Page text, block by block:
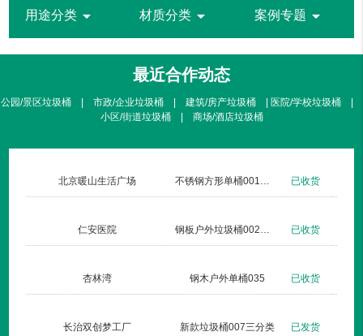
用途分类arrow_drop_down 材质分类 arrow_drop_down 案例专题 arrow_drop_down
最近合作动态
公园/景区垃圾桶 | 市政/企业垃圾桶 | 建筑/房产垃圾桶 | 医院/学校垃圾桶 |
小区/街道垃圾桶 | 商场/酒店垃圾桶
北京暖山生活广场 不锈钢方形单桶001定制款 已收货
仁安医院 钢板户外垃圾桶002玫瑰金 已收货
杏林湾 钢木户外单桶035 已收货
长治双创梦工厂 新款垃圾桶007三分类 已发货